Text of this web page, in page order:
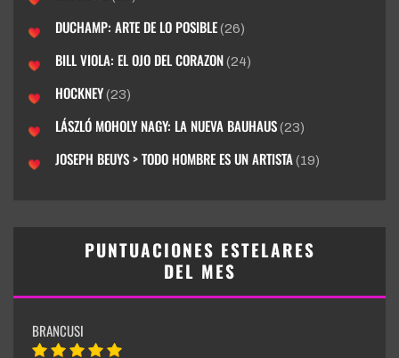
DUCHAMP: ARTE DE LO POSIBLE(26)
BILL VIOLA: EL OJO DEL CORAZON(24)
HOCKNEY(23)
LÁSZLÓ MOHOLY NAGY: LA NUEVA BAUHAUS(23)
JOSEPH BEUYS > TODO HOMBRE ES UN ARTISTA(19)
PUNTUACIONES ESTELARES
DEL MES
BRANCUSI